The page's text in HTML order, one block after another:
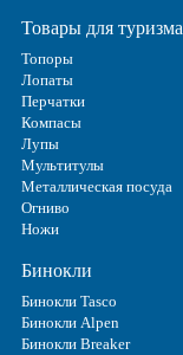
Товары для туризма
Топоры
Лопаты
Перчатки
Компасы
Лупы
Мультитулы
Металлическая посуда
Огниво
Ножи
Бинокли
Бинокли Tasco
Бинокли Alpen
Бинокли Breaker